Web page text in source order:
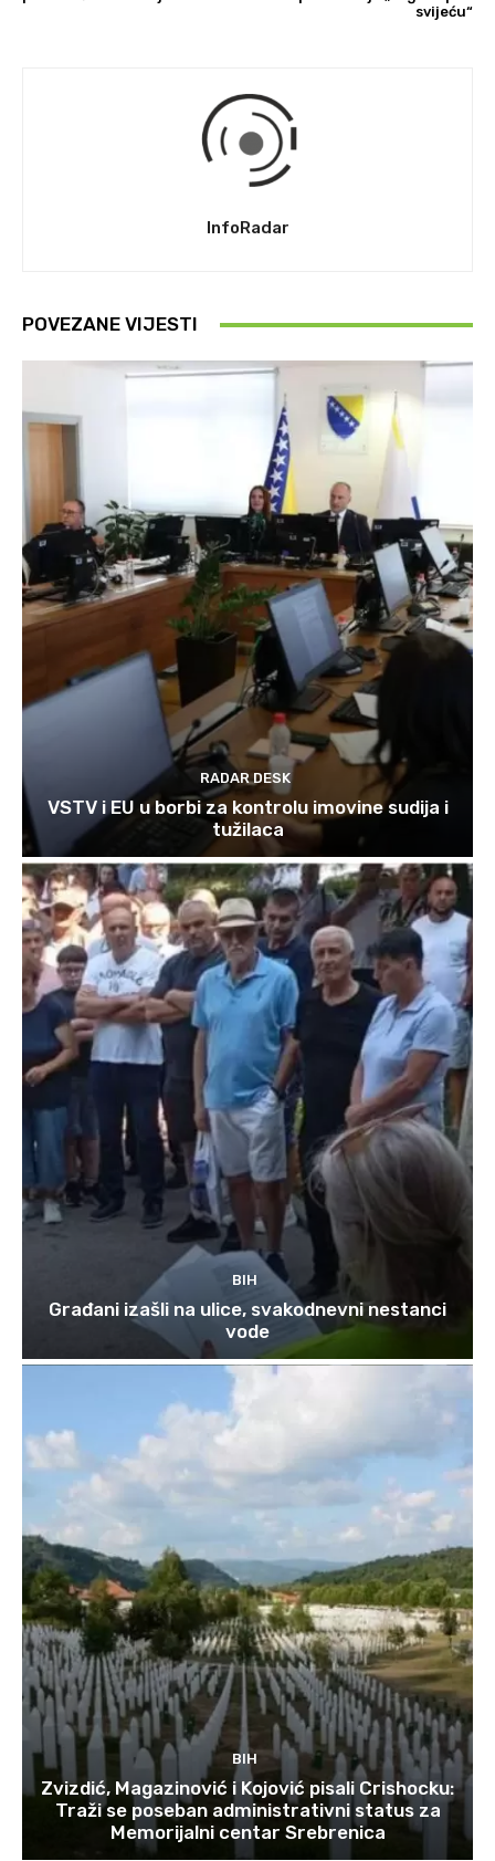
svijeću“
InfoRadar
POVEZANE VIJESTI
RADAR DESK
VSTV i EU u borbi za kontrolu imovine sudija i
tužilaca
BIH
Građani izašli na ulice, svakodnevni nestanci
vode
BIH
Zvizdić, Magazinović i Kojović pisali Crishocku:
Traži se poseban administrativni status za
Memorijalni centar Srebrenica